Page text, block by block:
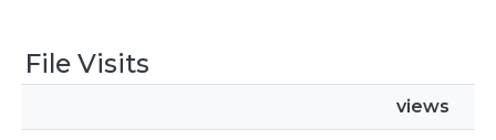
File Visits
views